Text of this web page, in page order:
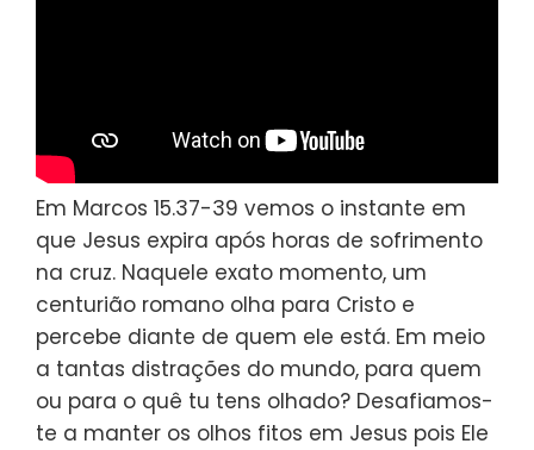
Em Marcos 15.37-39 vemos o instante em
que Jesus expira após horas de sofrimento
na cruz. Naquele exato momento, um
centurião romano olha para Cristo e
percebe diante de quem ele está. Em meio
a tantas distrações do mundo, para quem
ou para o quê tu tens olhado? Desafiamos-
te a manter os olhos fitos em Jesus pois Ele